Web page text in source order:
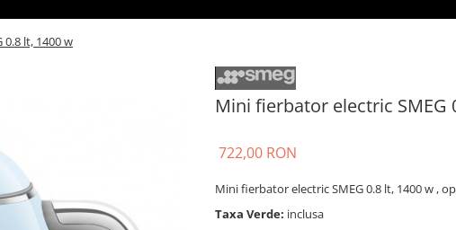
lt, 1400 w
Mini fierbator electric SMEG
722,00 RON
Mini fierbator electric SMEG 0.8 lt, 1400 w ,
Taxa Verde: inclusa